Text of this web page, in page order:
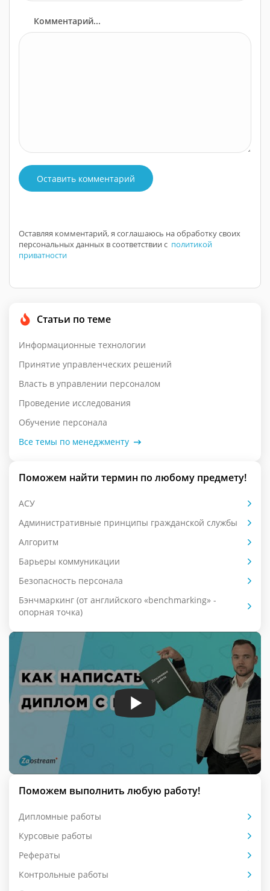
Комментарий...
Оставить комментарий
Оставляя комментарий, я соглашаюсь на обработку своих
персональных данных в соответствии с политикой
приватности
Статьи по теме
Информационные технологии
Принятие управленческих решений
Власть в управлении персоналом
Проведение исследования
Обучение персонала
Все темы по менеджменту
Поможем найти термин по любому предмету!
АСУ
Административные принципы гражданской службы
Алгоритм
Барьеры коммуникации
Безопасность персонала
Бэнчмаркинг (от английского «benchmarking» -
опорная точка)
Поможем выполнить любую работу!
Дипломные работы
Курсовые работы
Рефераты
Контрольные работы